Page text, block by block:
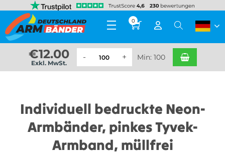
0
€12.00
Exkl. MwSt.
Min: 100
Individuell bedruckte Neon-
Armbänder, pinkes Tyvek-
Armband, müllfrei